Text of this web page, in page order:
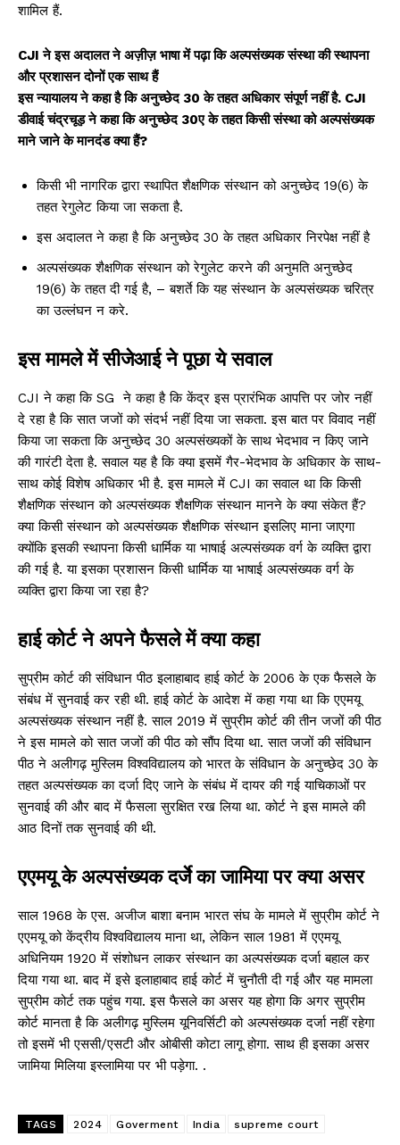
शामिल हैं.
CJI ने इस अदालत ने अज़ीज़ भाषा में पढ़ा कि अल्पसंख्यक संस्था की स्थापना
और प्रशासन दोनों एक साथ हैं
इस न्यायालय ने कहा है कि अनुच्छेद 30 के तहत अधिकार संपूर्ण नहीं है. CJI
डीवाई चंद्रचूड़ ने कहा कि अनुच्छेद 30ए के तहत किसी संस्था को अल्पसंख्यक
माने जाने के मानदंड क्या हैं?
किसी भी नागरिक द्वारा स्थापित शैक्षणिक संस्थान को अनुच्छेद 19(6) के
तहत रेगुलेट किया जा सकता है.
इस अदालत ने कहा है कि अनुच्छेद 30 के तहत अधिकार निरपेक्ष नहीं है
अल्पसंख्यक शैक्षणिक संस्थान को रेगुलेट करने की अनुमति अनुच्छेद
19(6) के तहत दी गई है, – बशर्ते कि यह संस्थान के अल्पसंख्यक चरित्र
का उल्लंघन न करे.
इस मामले में सीजेआई ने पूछा ये सवाल
CJI ने कहा कि SG ने कहा है कि केंद्र इस प्रारंभिक आपत्ति पर जोर नहीं
दे रहा है कि सात जजों को संदर्भ नहीं दिया जा सकता. इस बात पर विवाद नहीं
किया जा सकता कि अनुच्छेद 30 अल्पसंख्यकों के साथ भेदभाव न किए जाने
की गारंटी देता है. सवाल यह है कि क्या इसमें गैर-भेदभाव के अधिकार के साथ-
साथ कोई विशेष अधिकार भी है. इस मामले में CJI का सवाल था कि किसी
शैक्षणिक संस्थान को अल्पसंख्यक शैक्षणिक संस्थान मानने के क्या संकेत हैं?
क्या किसी संस्थान को अल्पसंख्यक शैक्षणिक संस्थान इसलिए माना जाएगा
क्योंकि इसकी स्थापना किसी धार्मिक या भाषाई अल्पसंख्यक वर्ग के व्यक्ति द्वारा
की गई है. या इसका प्रशासन किसी धार्मिक या भाषाई अल्पसंख्यक वर्ग के
व्यक्ति द्वारा किया जा रहा है?
हाई कोर्ट ने अपने फैसले में क्या कहा
सुप्रीम कोर्ट की संविधान पीठ इलाहाबाद हाई कोर्ट के 2006 के एक फैसले के
संबंध में सुनवाई कर रही थी. हाई कोर्ट के आदेश में कहा गया था कि एएमयू
अल्पसंख्यक संस्थान नहीं है. साल 2019 में सुप्रीम कोर्ट की तीन जजों की पीठ
ने इस मामले को सात जजों की पीठ को सौंप दिया था. सात जजों की संविधान
पीठ ने अलीगढ़ मुस्लिम विश्वविद्यालय को भारत के संविधान के अनुच्छेद 30 के
तहत अल्पसंख्यक का दर्जा दिए जाने के संबंध में दायर की गई याचिकाओं पर
सुनवाई की और बाद में फैसला सुरक्षित रख लिया था. कोर्ट ने इस मामले की
आठ दिनों तक सुनवाई की थी.
एएमयू के अल्पसंख्यक दर्जे का जामिया पर क्या असर
साल 1968 के एस. अजीज बाशा बनाम भारत संघ के मामले में सुप्रीम कोर्ट ने
एएमयू को केंद्रीय विश्वविद्यालय माना था, लेकिन साल 1981 में एएमयू
अधिनियम 1920 में संशोधन लाकर संस्थान का अल्पसंख्यक दर्जा बहाल कर
दिया गया था. बाद में इसे इलाहाबाद हाई कोर्ट में चुनौती दी गई और यह मामला
सुप्रीम कोर्ट तक पहुंच गया. इस फैसले का असर यह होगा कि अगर सुप्रीम
कोर्ट मानता है कि अलीगढ़ मुस्लिम यूनिवर्सिटी को अल्पसंख्यक दर्जा नहीं रहेगा
तो इसमें भी एससी/एसटी और ओबीसी कोटा लागू होगा. साथ ही इसका असर
जामिया मिलिया इस्लामिया पर भी पड़ेगा. .
TAGS 2024 Goverment India supreme court